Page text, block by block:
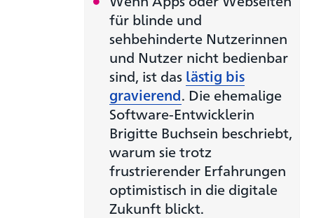
für blinde und
sehbehinderte Nutzerinnen
und Nutzer nicht bedienbar
sind, ist das lästig bis
gravierend. Die ehemalige
Software-Entwicklerin
Brigitte Buchsein beschriebt,
warum sie trotz
frustrierender Erfahrungen
optimistisch in die digitale
Zukunft blickt.